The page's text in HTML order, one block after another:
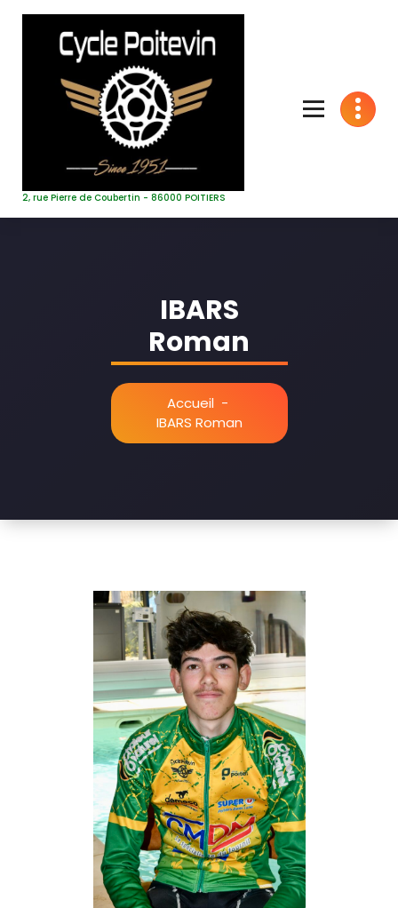
2, rue Pierre de Coubertin - 86000 POITIERS
IBARS
Roman
Accueil -
IBARS Roman